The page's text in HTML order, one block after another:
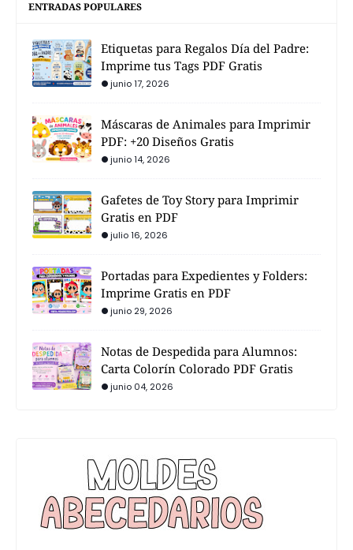
ENTRADAS POPULARES
Etiquetas para Regalos Día del Padre:
Imprime tus Tags PDF Gratis
junio 17, 2026
Máscaras de Animales para Imprimir
PDF: +20 Diseños Gratis
junio 14, 2026
Gafetes de Toy Story para Imprimir
Gratis en PDF
julio 16, 2026
Portadas para Expedientes y Folders:
Imprime Gratis en PDF
junio 29, 2026
Notas de Despedida para Alumnos:
Carta Colorín Colorado PDF Gratis
junio 04, 2026